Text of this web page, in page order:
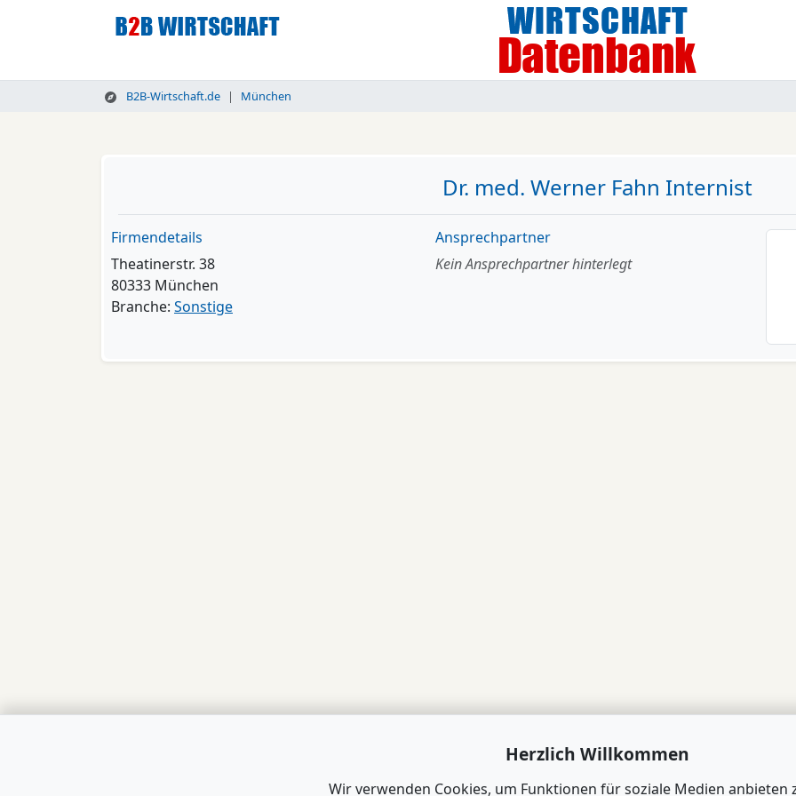
B2B-Wirtschaft.de München
Dr. med. Werner Fahn Internist
Firmendetails
Theatinerstr. 38
80333 München
Branche: Sonstige
Ansprechpartner
Kein Ansprechpartner hinterlegt
Herzlich Willkommen
Wir verwenden Cookies, um Funktionen für soziale Medien anbieten